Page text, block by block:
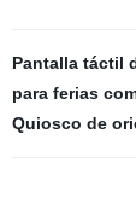
Pantalla táctil
para ferias
Quiosco de